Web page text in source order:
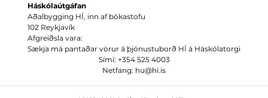
Háskólaútgáfan
Aðalbygging HÍ, inn af bókastofu
102 Reykjavík
Afgreiðsla vara:
Sækja má pantaðar vörur á þjónustuborð HÍ á Háskólatorgi
Sími: +354 525 4003
Netfang: hu@hi.is